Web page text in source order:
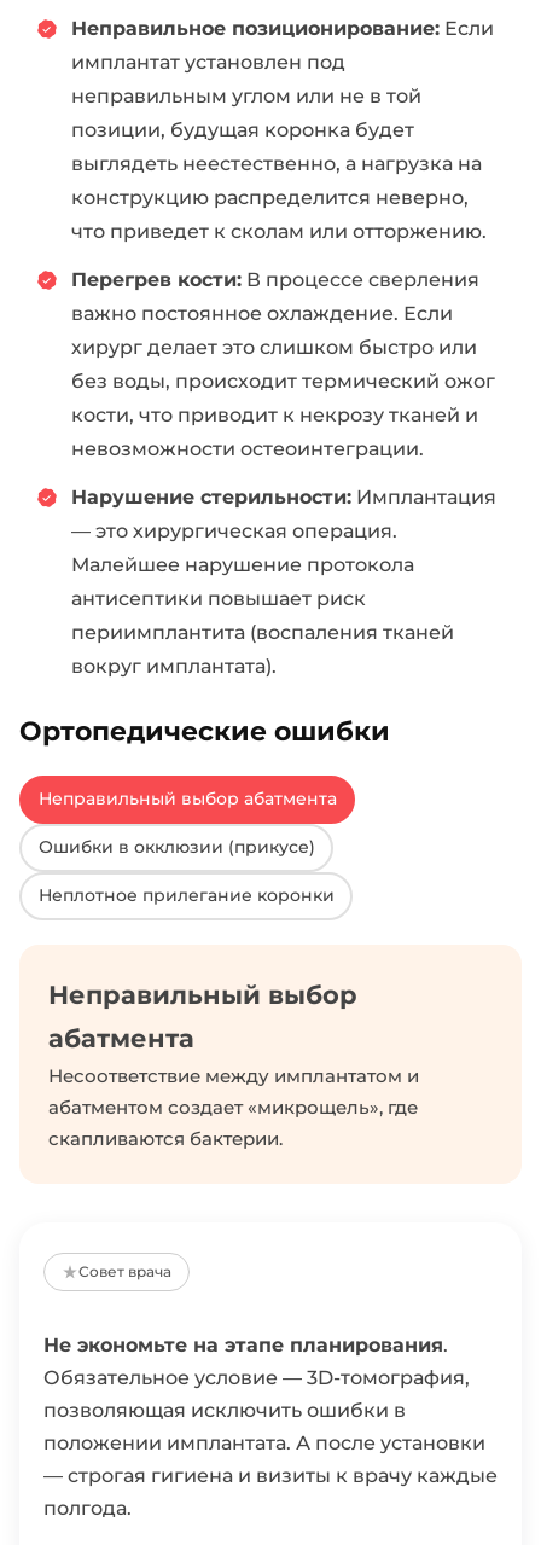
Неправильное позиционирование: Если
имплантат установлен под
неправильным углом или не в той
позиции, будущая коронка будет
выглядеть неестественно, а нагрузка на
конструкцию распределится неверно,
что приведет к сколам или отторжению.
Перегрев кости: В процессе сверления
важно постоянное охлаждение. Если
хирург делает это слишком быстро или
без воды, происходит термический ожог
кости, что приводит к некрозу тканей и
невозможности остеоинтеграции.
Нарушение стерильности: Имплантация
— это хирургическая операция.
Малейшее нарушение протокола
антисептики повышает риск
периимплантита (воспаления тканей
вокруг имплантата).
Ортопедические ошибки
Неправильный выбор абатмента
Ошибки в окклюзии (прикусе)
Неплотное прилегание коронки
Неправильный выбор
абатмента
Несоответствие между имплантатом и
абатментом создает «микрощель», где
скапливаются бактерии.
Совет врача
Не экономьте на этапе планирования.
Обязательное условие — 3D-томография,
позволяющая исключить ошибки в
положении имплантата. А после установки
— строгая гигиена и визиты к врачу каждые
полгода.